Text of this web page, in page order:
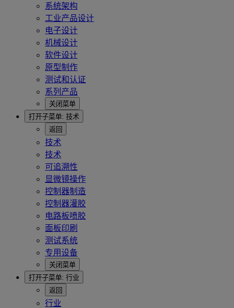
系统架构
工业产品设计
电子设计
机械设计
软件设计
原型制作
测试和认证
系列产品
关闭菜单
打开子菜单: 技术
返回
技术
技术
可追溯性
显微镜操作
控制器制造
控制器灌胶
电路板喷胶
面板印刷
测试系统
专用设备
关闭菜单
打开子菜单: 行业
返回
行业